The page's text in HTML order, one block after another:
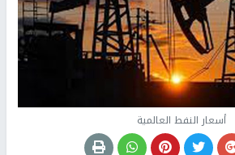
أسعار النفط العالمية